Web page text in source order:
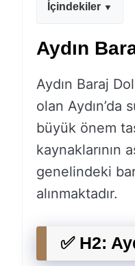
İçindekiler
Aydın
Aydın Baraj
olan Aydın’da
büyük önem
kaynaklarının
genelindeki
alınmaktadır.
✅ H2: